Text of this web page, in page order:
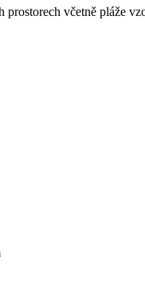
včetně pláže